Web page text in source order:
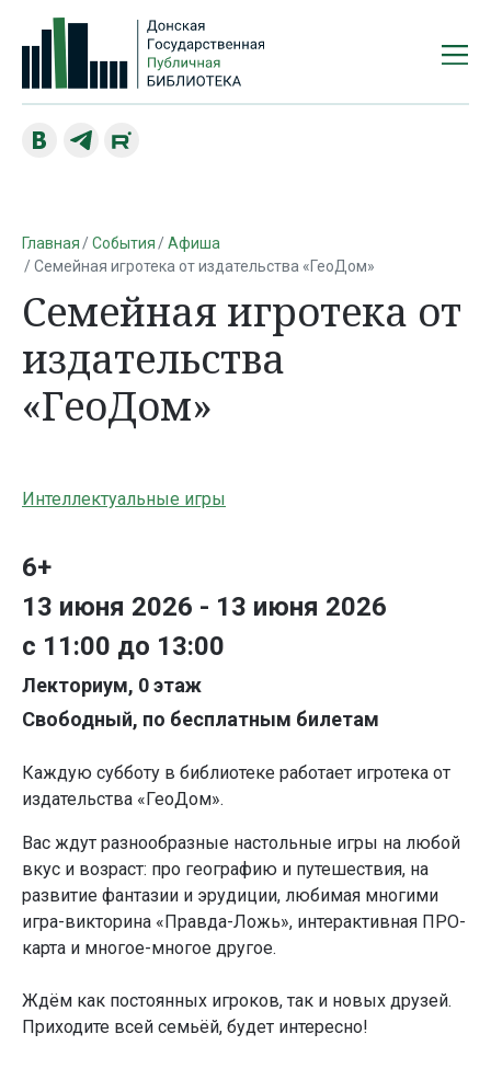
Главная События
Афиша
Семейная игротека от издательства «ГеоДом»
Семейная игротека от
издательства
«ГеоДом»
Интеллектуальные игры
6+
13 июня 2026 - 13 июня 2026
с 11:00 до 13:00
Лекториум, 0 этаж
Свободный, по бесплатным билетам
Каждую субботу в библиотеке работает игротека от
издательства «ГеоДом».
Вас ждут разнообразные настольные игры на любой
вкус и возраст: про географию и путешествия, на
развитие фантазии и эрудиции, любимая многими
игра-викторина «Правда-Ложь», интерактивная ПРО-
карта и многое-многое другое.
Ждём как постоянных игроков, так и новых друзей.
Приходите всей семьёй, будет интересно!